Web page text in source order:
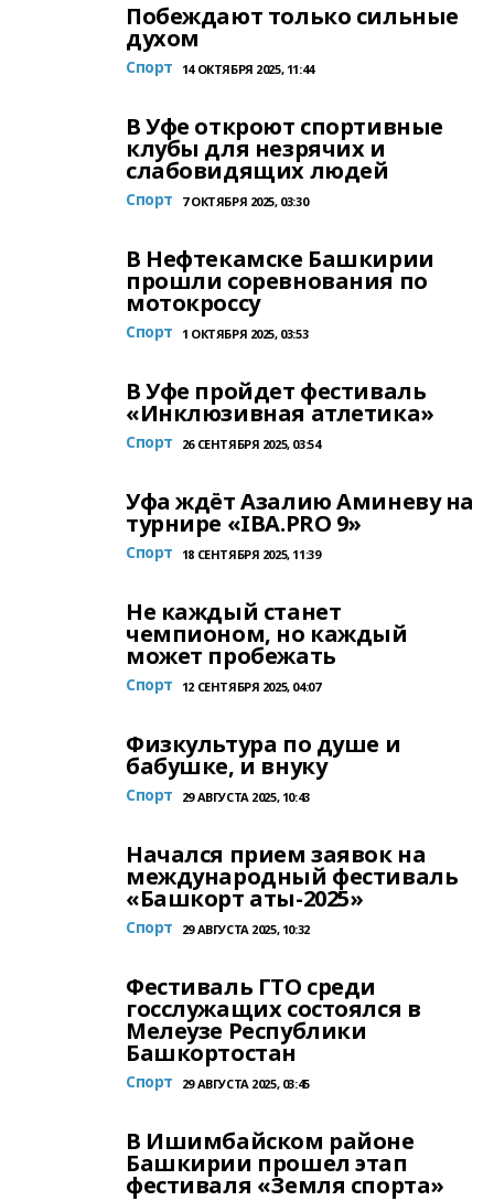
Побеждают только сильные
духом
Спорт 14 ОКТЯБРЯ 2025, 11:44
В Уфе откроют спортивные
клубы для незрячих и
слабовидящих людей
Спорт 7 ОКТЯБРЯ 2025, 03:30
В Нефтекамске Башкирии
прошли соревнования по
мотокроссу
Спорт 1 ОКТЯБРЯ 2025, 03:53
В Уфе пройдет фестиваль
«Инклюзивная атлетика»
Спорт 26 СЕНТЯБРЯ 2025, 03:54
Уфа ждёт Азалию Аминеву на
турнире «IBA.PRO 9»
Спорт 18 СЕНТЯБРЯ 2025, 11:39
Не каждый станет
чемпионом, но каждый
может пробежать
Спорт 12 СЕНТЯБРЯ 2025, 04:07
Физкультура по душе и
бабушке, и внуку
Спорт 29 АВГУСТА 2025, 10:43
Начался прием заявок на
международный фестиваль
«Башкорт аты-2025»
Спорт 29 АВГУСТА 2025, 10:32
Фестиваль ГТО среди
госслужащих состоялся в
Мелеузе Республики
Башкортостан
Спорт 29 АВГУСТА 2025, 03:45
В Ишимбайском районе
Башкирии прошел этап
фестиваля «Земля спорта»